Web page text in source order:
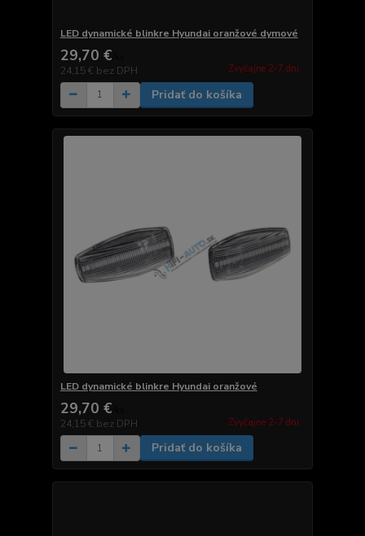
LED dynamické blinkre Hyundai oranžové dymové
29,70 €
24,15 € bez DPH Zvyčajne 2-7 dni.
Pridať do košíka
LED dynamické blinkre Hyundai oranžové
29,70 €
24,15 € bez DPH Zvyčajne 2-7 dni.
Pridať do košíka